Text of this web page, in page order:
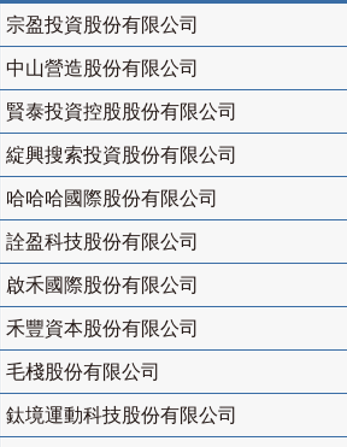
宗盈投資股份有限公司
中山營造股份有限公司
賢泰投資控股股份有限公司
綻興搜索投資股份有限公司
哈哈哈國際股份有限公司
詮盈科技股份有限公司
啟禾國際股份有限公司
禾豐資本股份有限公司
毛棧股份有限公司
鈦境運動科技股份有限公司